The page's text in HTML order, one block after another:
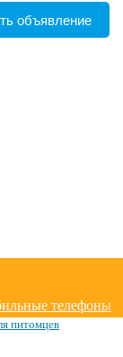
объявление
телефоны
питомцев